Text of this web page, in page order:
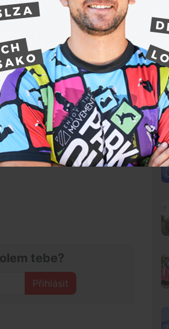
urgentního příjmu a
příjem ve Znojmě
upravit a rozšířit
Tím zajistíme nejen
a pacienty,"uvedl
byl zkolaudován v
v letech 2026
spolufinancován z
tebe?
Přihlásit